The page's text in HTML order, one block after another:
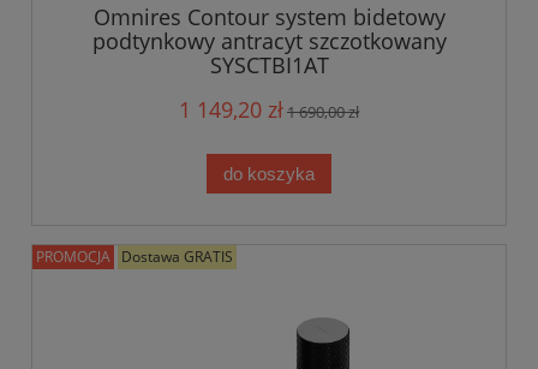
Omnires Contour system bidetowy
podtynkowy antracyt szczotkowany
SYSCTBI1AT
1 149,20 zł1 690,00 zł
do koszyka
PROMOCJA Dostawa GRATIS